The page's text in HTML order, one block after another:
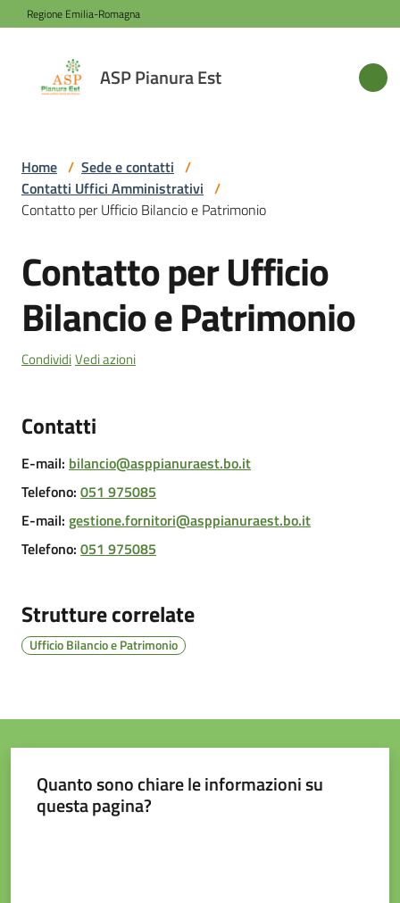
Vai al contenuto
Vai alla navigazione
Vai al footer
Regione Emilia-Romagna
ASP Pianura Est
ASP
Pianura
Azienda
Novità
Servizi
contatti
Sostenere
l'ASP
Home / Sede e contatti /
Contatti Uffici Amministrativi /
Contatto per Ufficio Bilancio e Patrimonio
Salta al contenuto
Contatto per Ufficio
Bilancio e Patrimonio
CondividiVedi azioni
Contatti
E-mail: bilancio@asppianuraest.bo.it
Telefono: 051 975085
E-mail: gestione.fornitori@asppianuraest.bo.it
Telefono: 051 975085
Strutture correlate
Ufficio Bilancio e Patrimonio
Quanto sono chiare le informazioni su
questa pagina?